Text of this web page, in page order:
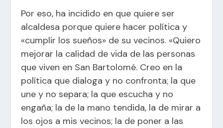
Por eso, ha incidido en que quiere ser
alcaldesa porque quiere hacer política y
«cumplir los sueños» de su vecinos. «Quiero
mejorar la calidad de vida de las personas
que viven en San Bartolomé. Creo en la
política que dialoga y no confronta; la que
une y no separa; la que escucha y no
engaña; la de la mano tendida, la de mirar a
los ojos a mis vecinos; la de poner a las